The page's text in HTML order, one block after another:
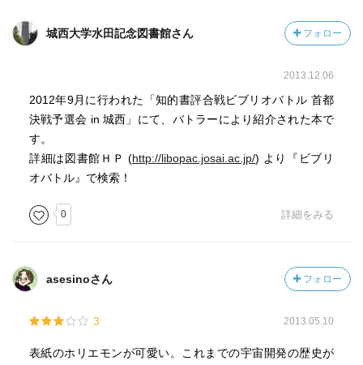
城西大学水田記念図書館さん フォロー
2013.12.06
2012年9月に行われた「知的書評合戦ビブリオバトル 首都
決戦予選会 in 城西」にて、バトラーにより紹介された本で
す。
詳細は図書館ＨＰ (http://libopac.josai.ac.jp/) より『ビブリ
オバトル』で検索！
0 詳細をみる
asesinoさん フォロー
3 2013.05.10
表紙のホリエモンが可愛い。これまでの宇宙開発の歴史が